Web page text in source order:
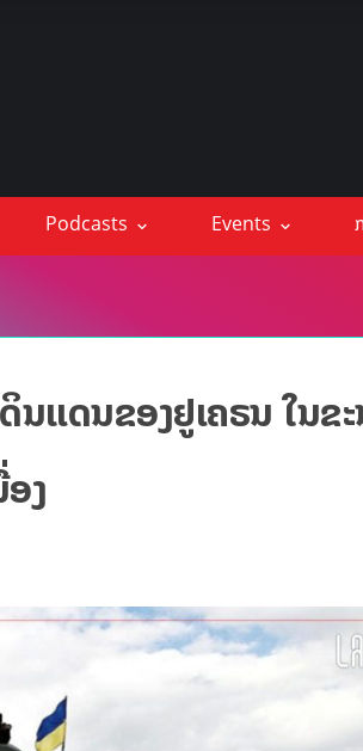
Podcasts Events
ນແດນຂອງຢູເຄຣນ ໃນຂ
ງ